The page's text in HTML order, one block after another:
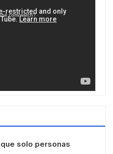
watch?
solo personas